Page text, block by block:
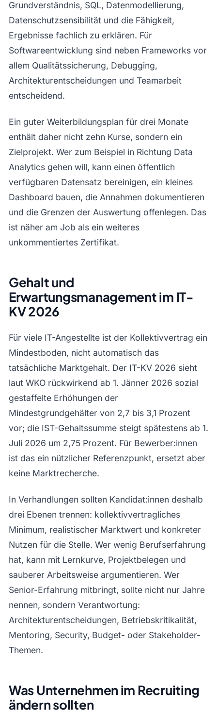
Grundverständnis, SQL, Datenmodellierung,
Datenschutzsensibilität und die Fähigkeit,
Ergebnisse fachlich zu erklären. Für
Softwareentwicklung sind neben Frameworks vor
allem Qualitätssicherung, Debugging,
Architekturentscheidungen und Teamarbeit
entscheidend.
Ein guter Weiterbildungsplan für drei Monate
enthält daher nicht zehn Kurse, sondern ein
Zielprojekt. Wer zum Beispiel in Richtung Data
Analytics gehen will, kann einen öffentlich
verfügbaren Datensatz bereinigen, ein kleines
Dashboard bauen, die Annahmen dokumentieren
und die Grenzen der Auswertung offenlegen. Das
ist näher am Job als ein weiteres
unkommentiertes Zertifikat.
Gehalt und
Erwartungsmanagement im IT-
KV 2026
Für viele IT-Angestellte ist der Kollektivvertrag ein
Mindestboden, nicht automatisch das
tatsächliche Marktgehalt. Der IT-KV 2026 sieht
laut WKO rückwirkend ab 1. Jänner 2026 sozial
gestaffelte Erhöhungen der
Mindestgrundgehälter von 2,7 bis 3,1 Prozent
vor; die IST-Gehaltssumme steigt spätestens ab 1.
Juli 2026 um 2,75 Prozent. Für Bewerber:innen
ist das ein nützlicher Referenzpunkt, ersetzt aber
keine Marktrecherche.
In Verhandlungen sollten Kandidat:innen deshalb
drei Ebenen trennen: kollektivvertragliches
Minimum, realistischer Marktwert und konkreter
Nutzen für die Stelle. Wer wenig Berufserfahrung
hat, kann mit Lernkurve, Projektbelegen und
sauberer Arbeitsweise argumentieren. Wer
Senior-Erfahrung mitbringt, sollte nicht nur Jahre
nennen, sondern Verantwortung:
Architekturentscheidungen, Betriebskritikalität,
Mentoring, Security, Budget- oder Stakeholder-
Themen.
Was Unternehmen im Recruiting
ändern sollten